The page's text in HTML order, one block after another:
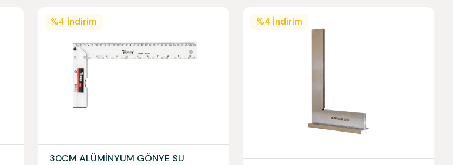
%4 İndirim
30CM ALÜMİNYUM GÖNYE SU
%4 İndirim